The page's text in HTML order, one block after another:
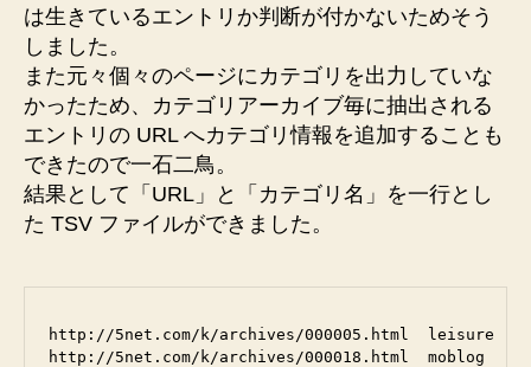
は生きているエントリか判断が付かないためそう
しました。
また元々個々のページにカテゴリを出力していな
かったため、カテゴリアーカイブ毎に抽出される
エントリの URL へカテゴリ情報を追加することも
できたので一石二鳥。
結果として「URL」と「カテゴリ名」を一行とし
た TSV ファイルができました。
http://5net.com/k/archives/000005.html  leisure
http://5net.com/k/archives/000018.html  moblog